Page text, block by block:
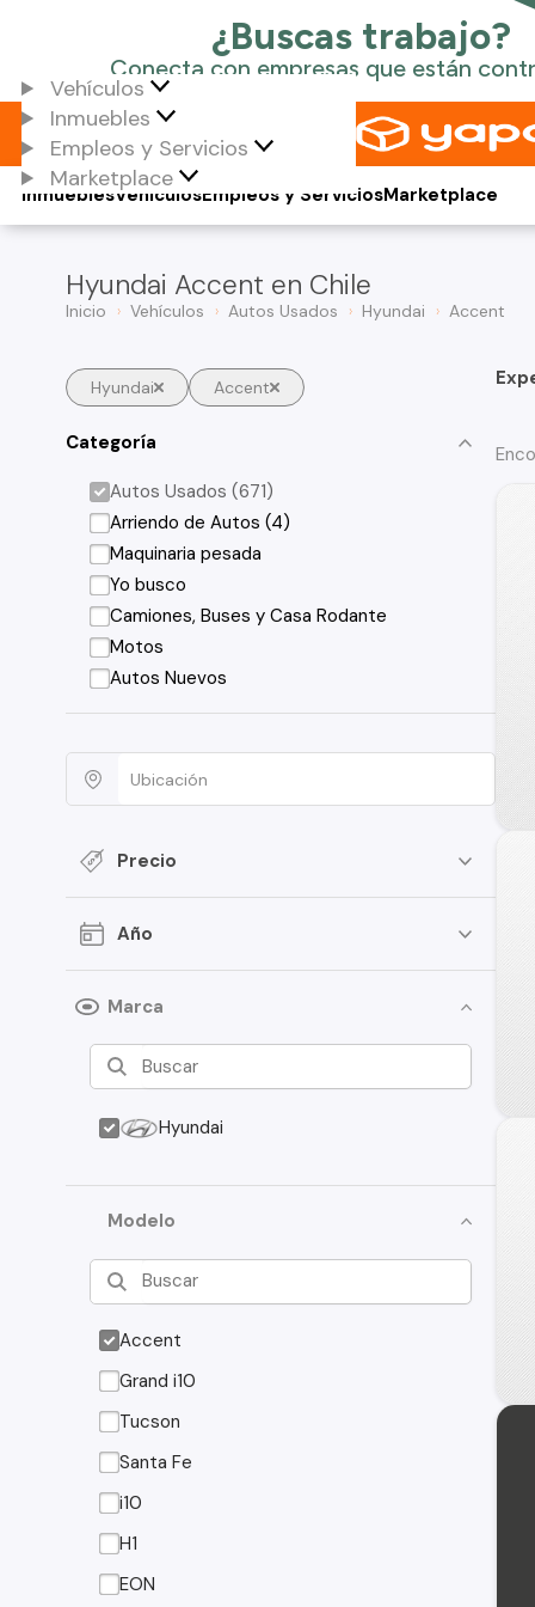
Vehículos
Inmuebles
Empleos y Servicios
Marketplace
Vehículos
Inmuebles Empleos y ServiciosMarketplace
Hyundai Accent en Chile
Inicio Vehículos Autos Usados Hyundai Accent
Hyundai Accent
Categoría
Autos Usados (671)
Arriendo de Autos (4)
Maquinaria pesada
Yo busco
Camiones, Buses y Casa Rodante
Motos
Autos Nuevos
Precio
Año
Marca
Hyundai
Modelo
Accent
Grand i10
Tucson
Santa Fe
i10
H1
EON